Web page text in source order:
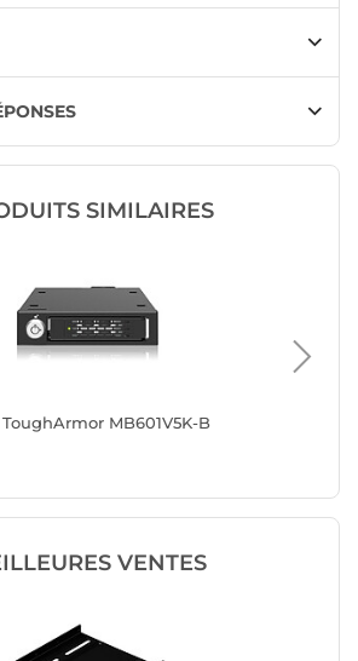
SIMILAIRES
ToughArmor MB601V5K-B
VENTES